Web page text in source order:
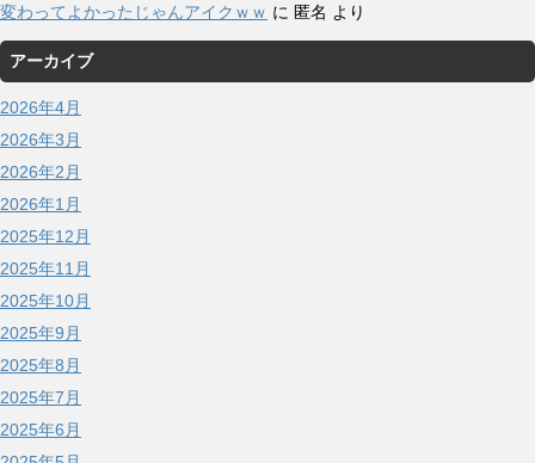
変わってよかったじゃんアイクｗｗ に 匿名 より
アーカイブ
2026年4月
2026年3月
2026年2月
2026年1月
2025年12月
2025年11月
2025年10月
2025年9月
2025年8月
2025年7月
2025年6月